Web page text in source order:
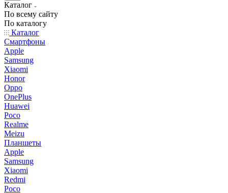
Каталог
По всему сайту
По каталогу
Каталог
Смартфоны
Apple
Samsung
Xiaomi
Honor
Oppo
OnePlus
Huawei
Poco
Realme
Meizu
Планшеты
Apple
Samsung
Xiaomi
Redmi
Poco